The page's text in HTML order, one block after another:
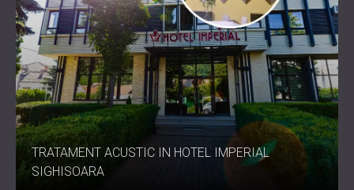
TRATAMENT ACUSTIC IN HOTEL IMPERIAL
SIGHISOARA